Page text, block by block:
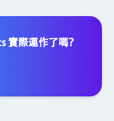
實際運作了嗎？